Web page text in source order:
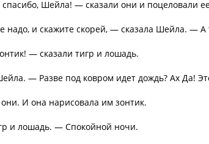
Шейла! — сказали они и поцеловали
и скажите скорей, — сказала Шейла. — А
— сказали тигр и лошадь.
— Разве под ковром идет дождь? Ах Да!
И она нарисовала им зонтик.
и лошадь. — Спокойной ночи.